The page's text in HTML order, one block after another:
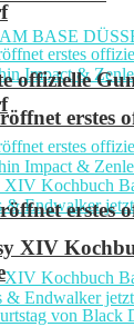
erstes
XIV
offizielle
erstes